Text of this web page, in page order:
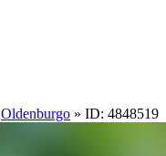
Oldenburgo » ID: 4848519